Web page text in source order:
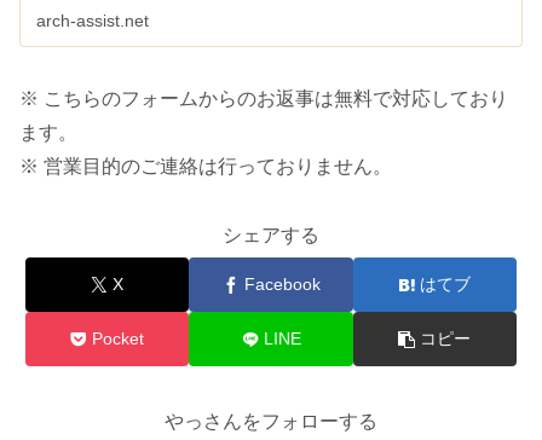
arch-assist.net
※ こちらのフォームからのお返事は無料で対応しており
ます。
※ 営業目的のご連絡は行っておりません。
シェアする
X Facebook はてブ
Pocket LINE コピー
やっさんをフォローする